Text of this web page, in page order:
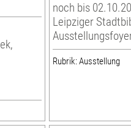
noch bis
Leipziger
Rubrik: Ausstellung